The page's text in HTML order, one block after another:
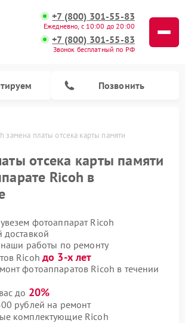
+7 (800) 301-55-83
Ежедневно, с 10:00 до 20:00
+7 (800) 301-55-83
Звонок бесплатный по РФ
Позвонить
замена платы отсека карты памяти
отсека карты памяти
Ricoh в
фотоаппарат Ricoh
доставкой
наши работы по ремонту
Ricohдо 3-х лет
фотоаппаратов Ricoh в течении
до 20%
рублей на ремонт
комплектующие Ricoh